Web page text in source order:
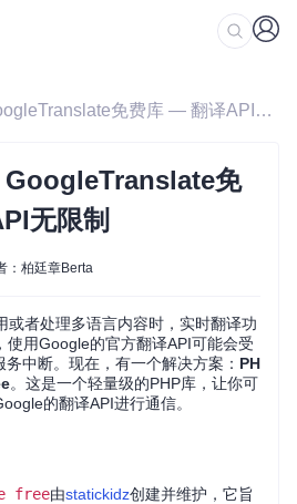
/ 推荐使用PHP GoogleTranslate免费库 — 翻译API无限制
GoogleTranslate免
无限制
：柏廷章Berta
或者处理多语言内容时，实时翻译功
使用Google的官方翻译API可能会受
中断。现在，有一个解决方案： PH
。这是一个轻量级的PHP库，让你可
的翻译API进行通信。
free由statickidz创建并维护，它旨